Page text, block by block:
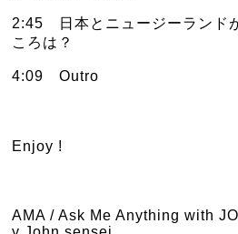
2:45　日本とニュージーランド
ころは？
4:09　Outro
Enjoy !
AMA / Ask Me Anything with